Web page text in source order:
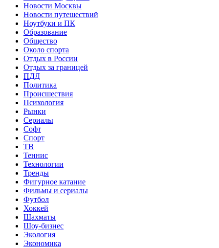
Новости Москвы
Новости путешествий
Ноутбуки и ПК
Образование
Общество
Около спорта
Отдых в России
Отдых за границей
ПДД
Политика
Происшествия
Психология
Рынки
Сериалы
Софт
Спорт
ТВ
Теннис
Технологии
Тренды
Фигурное катание
Фильмы и сериалы
Футбол
Хоккей
Шахматы
Шоу-бизнес
Экология
Экономика